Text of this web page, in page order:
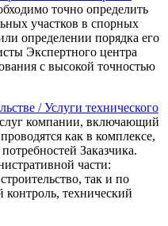
точно определить
участков в спорных
определении порядка его
Экспертного центра
с высокой точностью
/ Услуги технического
компании, включающий
как в комплексе,
Заказчика.
части:
так и по
контроль, технический